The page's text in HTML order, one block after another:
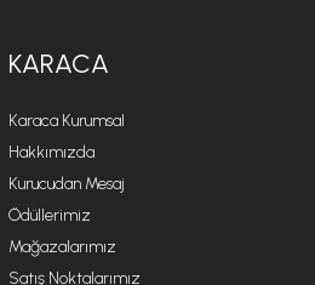
KARACA
Karaca Kurumsal
Hakkımızda
Kurucudan Mesaj
Ödüllerimiz
Mağazalarımız
Satış Noktalarımız